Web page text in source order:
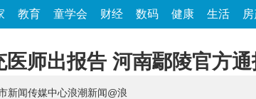
教育 童学会 财经 数码 健康 生活
医师出报告 河南鄢陵官方通
新闻传媒中心浪潮新闻@浪